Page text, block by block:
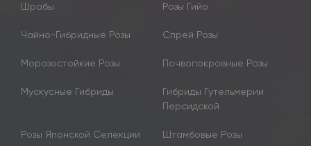
Шрабы Розы Гийо
Чайно-Гибридные Розы Спрей Розы
Морозостойкие Розы Почвопокровные Розы
Мускусные Гибриды
Гибриды Гутельмерии
Персидской
Розы Японской Селекции Штамбовые Розы